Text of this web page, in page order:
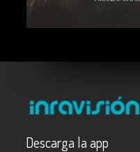
Descarga la app